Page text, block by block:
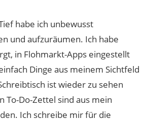
habe ich unbewusst
und aufzuräumen. Ich habe
in Flohmarkt-Apps eingestellt
Dinge aus meinem Sichtfeld
ist wieder zu sehen
To-Do-Zettel sind aus mein
Ich schreibe mir für die